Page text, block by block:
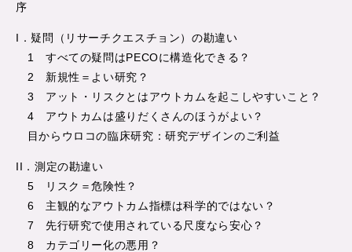
序
I．疑問（リサーチクエスチョン）の勘違い
1 すべての疑問はPECOに構造化できる？
2 新規性＝よい研究？
3 アット・リスクとはアウトカムを起こしやすいこと？
4 アウトカムは盛りだくさんのほうがよい？
目からウロコの臨床研究：研究デザインのご利益
II．測定の勘違い
5 リスク＝危険性？
6 主観的なアウトカム指標は科学的ではない？
7 先行研究で使用されている尺度なら安心？
8 カテゴリー化の悪用？